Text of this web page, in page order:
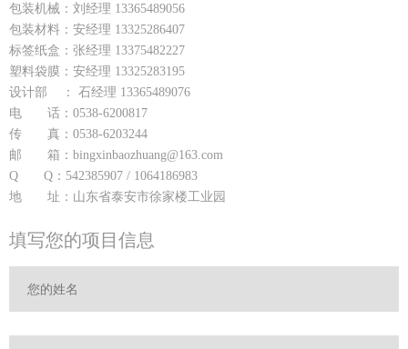
包装机械：刘经理 13365489056
包装材料：安经理 13325286407
标签纸盒：张经理 13375482227
塑料袋膜：安经理 13325283195
设计部 ： 石经理 13365489076
电 话：0538-6200817
传 真：0538-6203244
邮 箱：bingxinbaozhuang@163.com
Q Q：542385907 / 1064186983
地 址：山东省泰安市徐家楼工业园
填写您的项目信息